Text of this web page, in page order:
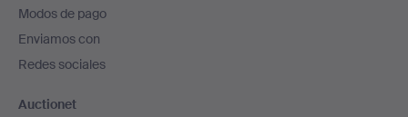
de
página
Modos de pago
Enviamos con
Redes sociales
Auctionet